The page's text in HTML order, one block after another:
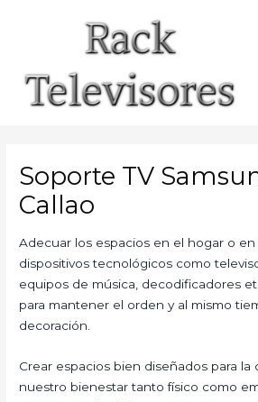
Soporte TV
Callao
Adecuar los espacios en el hogar o en
dispositivos tecnológicos como
equipos de música, decodificadores
para mantener el orden y al mismo
decoración.
Crear espacios bien diseñados para la
nuestro bienestar tanto físico como